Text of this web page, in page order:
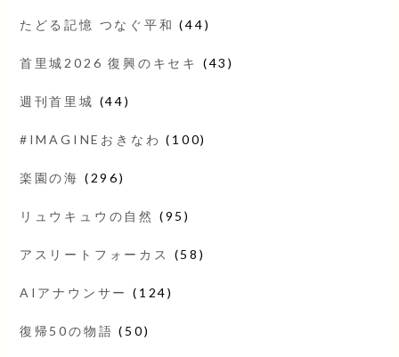
たどる記憶 つなぐ平和 (44)
首里城2026 復興のキセキ (43)
週刊首里城 (44)
#IMAGINEおきなわ (100)
楽園の海 (296)
リュウキュウの自然 (95)
アスリートフォーカス (58)
AIアナウンサー (124)
復帰50の物語 (50)